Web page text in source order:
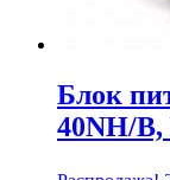
Блок
40NH/B,